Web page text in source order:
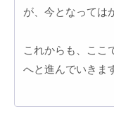
が、今となっては
これからも、ここ
へと進んでいきま